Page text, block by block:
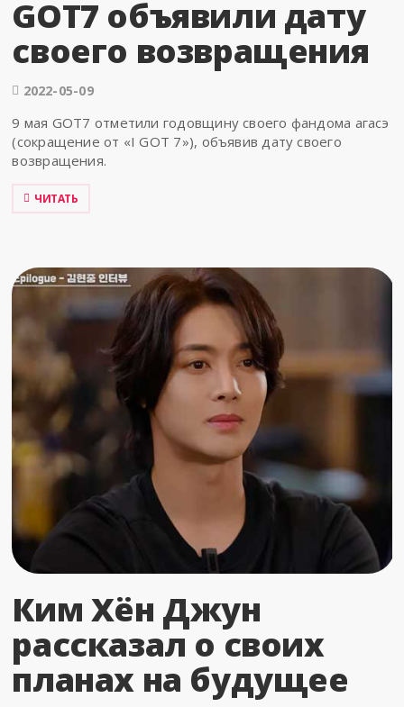
GOT7 объявили дату
своего возвращения
2022-05-09
9 мая GOT7 отметили годовщину своего фандома агасэ
(сокращение от «I GOT 7»), объявив дату своего
возвращения.
ЧИТАТЬ
Ким Хён Джун
рассказал о своих
планах на будущее